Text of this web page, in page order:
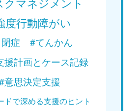
度行動障がい
症
#てんかん
援計画とケース記録
意思決定支援
ドで深める支援のヒント